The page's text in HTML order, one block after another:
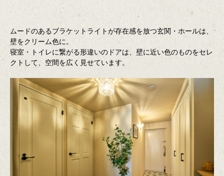
ムードのあるブラケットライトが存在感を放つ玄関・ホールは、
壁をクリーム色に。
寝室・トイレに繋がる形違いのドアは、壁に近い色のものをセレ
クトして、空間を広く見せています。